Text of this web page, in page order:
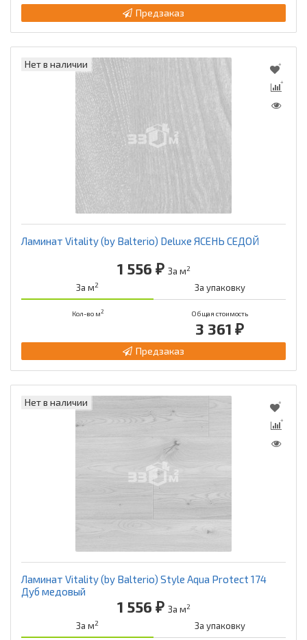
Предзаказ
Нет в наличии
Ламинат Vitality (by Balterio) Deluxe ЯСЕНЬ СЕДОЙ
1 556 ₽ За м2
За м2 За упаковку
Кол-во м2 Общая стоимость
3 361 ₽
Предзаказ
Нет в наличии
Ламинат Vitality (by Balterio) Style Aqua Protect 174
Дуб медовый
1 556 ₽ За м2
За м2 За упаковку